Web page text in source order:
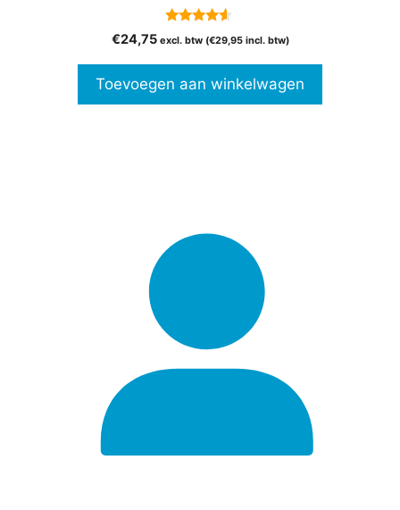
van 5
€24,75 excl. btw (€29,95incl. btw)
Toevoegen aan winkelwagen